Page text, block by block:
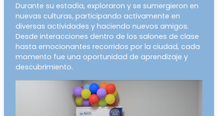
Durante su estadía, exploraron y se sumergieron en
nuevas culturas, participando activamente en
diversas actividades y haciendo nuevos amigos.
Desde interacciones dentro de los salones de clase
hasta emocionantes recorridos por la ciudad, cada
momento fue una oportunidad de aprendizaje y
descubrimiento.